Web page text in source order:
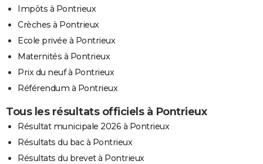
Impôts à Pontrieux
Crèches à Pontrieux
Ecole privée à Pontrieux
Maternités à Pontrieux
Prix du neuf à Pontrieux
Référendum à Pontrieux
Tous les résultats officiels à Pontrieux
Résultat municipale 2026 à Pontrieux
Résultats du bac à Pontrieux
Résultats du brevet à Pontrieux